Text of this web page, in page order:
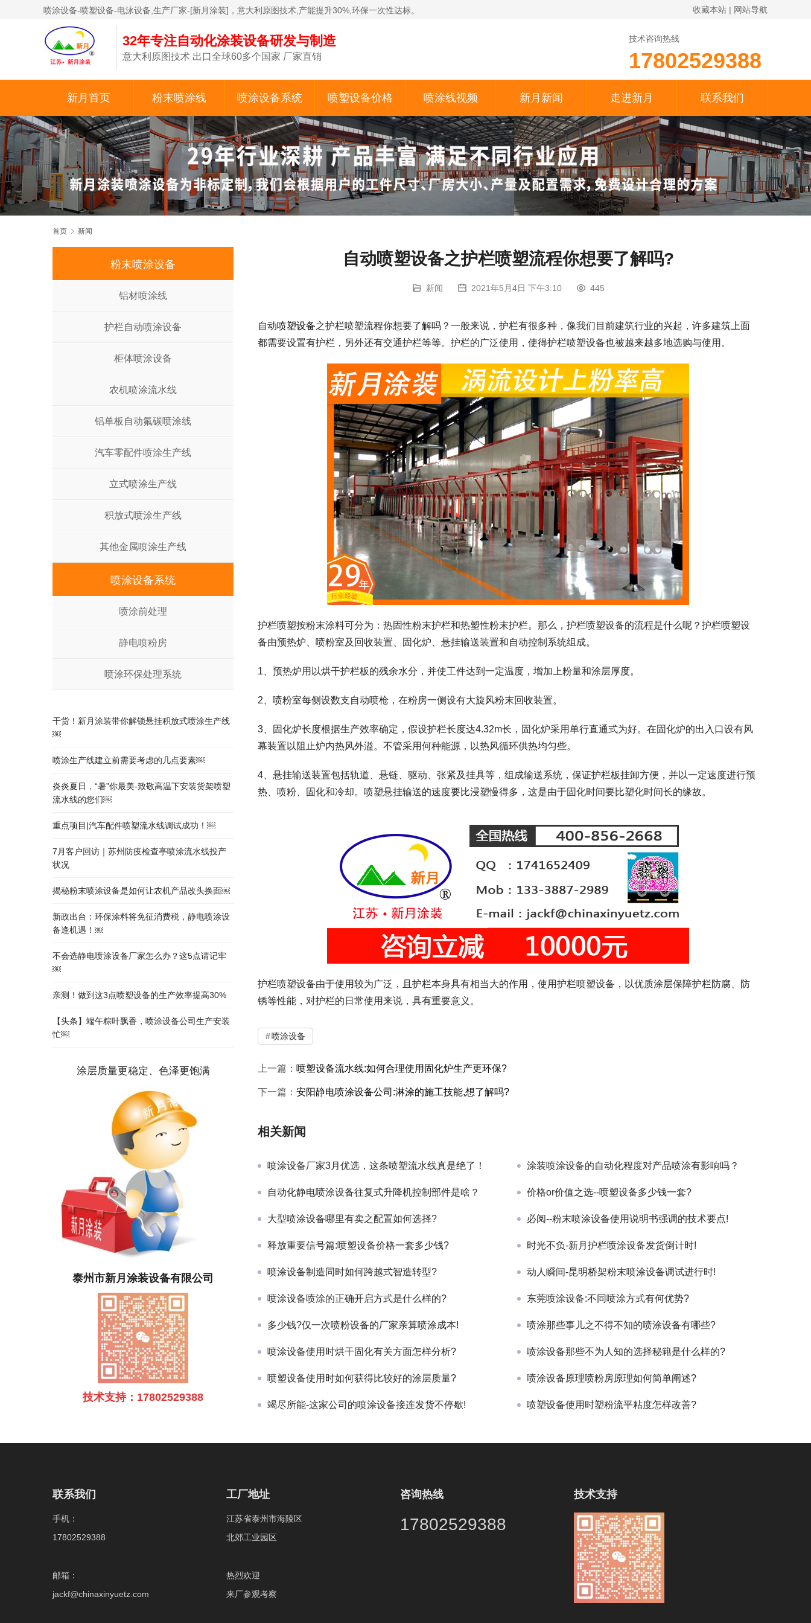
喷涂设备-喷塑设备-电泳设备,生产厂家-[新月涂装]，意大利原图技术,产能提升30%,环保一次性达标。 收藏本站 | 网站导航
32年专注自动化涂装设备研发与制造
意大利原图技术 出口全球60多个国家 厂家直销
技术咨询热线
17802529388
新月首页 粉末喷涂线 喷涂设备系统 喷塑设备价格 喷涂线视频 新月新闻 走进新月 联系我们
首页 新闻
自动喷塑设备之护栏喷塑流程你想要了解吗?
新闻 2021年5月4日 下午3:10 445
自动喷塑设备之护栏喷塑流程你想要了解吗？一般来说，护栏有很多种，像我们目前建筑行业的兴起，许多建筑上面
都需要设置有护栏，另外还有交通护栏等等。护栏的广泛使用，使得护栏喷塑设备也被越来越多地选购与使用。
护栏喷塑按粉末涂料可分为：热固性粉末护栏和热塑性粉末护栏。那么，护栏喷塑设备的流程是什么呢？护栏喷塑设
备由预热炉、喷粉室及回收装置、固化炉、悬挂输送装置和自动控制系统组成。
1、预热炉用以烘干护栏板的残余水分，并使工件达到一定温度，增加上粉量和涂层厚度。
2、喷粉室每侧设数支自动喷枪，在粉房一侧设有大旋风粉末回收装置。
3、固化炉长度根据生产效率确定，假设护栏长度达4.32m长，固化炉采用单行直通式为好。在固化炉的出入口设有风
幕装置以阻止炉内热风外溢。不管采用何种能源，以热风循环供热均匀些。
4、悬挂输送装置包括轨道、悬链、驱动、张紧及挂具等，组成输送系统，保证护栏板挂卸方便，并以一定速度进行预
热、喷粉、固化和冷却。喷塑悬挂输送的速度要比浸塑慢得多，这是由于固化时间要比塑化时间长的缘故。
护栏喷塑设备由于使用较为广泛，且护栏本身具有相当大的作用，使用护栏喷塑设备，以优质涂层保障护栏防腐、防
锈等性能，对护栏的日常使用来说，具有重要意义。
喷涂设备
上一篇： 喷塑设备流水线:如何合理使用固化炉生产更环保?
下一篇： 安阳静电喷涂设备公司:淋涂的施工技能,想了解吗?
相关新闻
喷涂设备厂家3月优选，这条喷塑流水线真是绝了！ 涂装喷涂设备的自动化程度对产品喷涂有影响吗？
自动化静电喷涂设备往复式升降机控制部件是啥？ 价格or价值之选--喷塑设备多少钱一套?
大型喷涂设备哪里有卖之配置如何选择? 必阅--粉末喷涂设备使用说明书强调的技术要点!
释放重要信号篇:喷塑设备价格一套多少钱? 时光不负-新月护栏喷涂设备发货倒计时!
喷涂设备制造同时如何跨越式智造转型? 动人瞬间-昆明桥架粉末喷涂设备调试进行时!
喷涂设备喷涂的正确开启方式是什么样的? 东莞喷涂设备:不同喷涂方式有何优势?
多少钱?仅一次喷粉设备的厂家亲算喷涂成本! 喷涂那些事儿之不得不知的喷涂设备有哪些?
喷涂设备使用时烘干固化有关方面怎样分析? 喷涂设备那些不为人知的选择秘籍是什么样的?
喷塑设备使用时如何获得比较好的涂层质量? 喷涂设备原理喷粉房原理如何简单阐述?
竭尽所能-这家公司的喷涂设备接连发货不停歇! 喷塑设备使用时塑粉流平粘度怎样改善?
粉末喷涂设备
铝材喷涂线
护栏自动喷涂设备
柜体喷涂设备
农机喷涂流水线
铝单板自动氟碳喷涂线
汽车零配件喷涂生产线
立式喷涂生产线
积放式喷涂生产线
其他金属喷涂生产线
喷涂设备系统
喷涂前处理
静电喷粉房
喷涂环保处理系统
干货！新月涂装带你解锁悬挂积放式喷涂生产线
￼
喷涂生产线建立前需要考虑的几点要素￼
炎炎夏日，“暑”你最美-致敬高温下安装货架喷塑
流水线的您们￼
重点项目|汽车配件喷塑流水线调试成功！￼
7月客户回访｜苏州防疫检查亭喷涂流水线投产
状况
揭秘粉末喷涂设备是如何让农机产品改头换面￼
新政出台：环保涂料将免征消费税，静电喷涂设
备逢机遇！￼
不会选静电喷涂设备厂家怎么办？这5点请记牢
￼
亲测！做到这3点喷塑设备的生产效率提高30%
【头条】端午粽叶飘香，喷涂设备公司生产安装
忙￼
涂层质量更稳定、色泽更饱满
泰州市新月涂装设备有限公司
技术支持：17802529388
联系我们
手机：
17802529388
邮箱：
jackf@chinaxinyuetz.com
工厂地址
江苏省泰州市海陵区
北郊工业园区
热烈欢迎
来厂参观考察
咨询热线
17802529388
技术支持